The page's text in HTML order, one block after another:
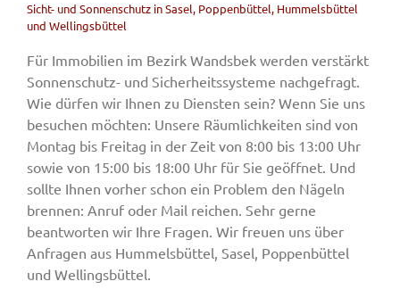
Sicht- und Sonnenschutz in Sasel, Poppenbüttel, Hummelsbüttel
und Wellingsbüttel
Für Immobilien im Bezirk Wandsbek werden verstärkt
Sonnenschutz- und Sicherheitssysteme nachgefragt.
Wie dürfen wir Ihnen zu Diensten sein? Wenn Sie uns
besuchen möchten: Unsere Räumlichkeiten sind von
Montag bis Freitag in der Zeit von 8:00 bis 13:00 Uhr
sowie von 15:00 bis 18:00 Uhr für Sie geöffnet. Und
sollte Ihnen vorher schon ein Problem den Nägeln
brennen: Anruf oder Mail reichen. Sehr gerne
beantworten wir Ihre Fragen. Wir freuen uns über
Anfragen aus Hummelsbüttel, Sasel, Poppenbüttel
und Wellingsbüttel.